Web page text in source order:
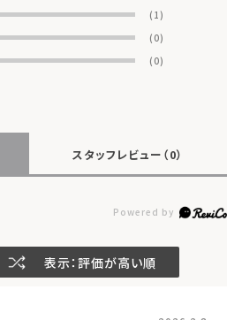
(1)
(0)
(0)
スタッフレビュー （0）
表示：評価が高い順